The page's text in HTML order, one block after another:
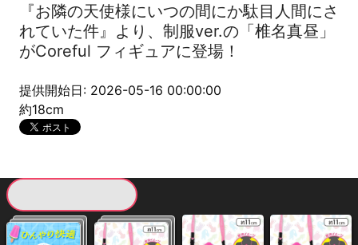
『お隣の天使様にいつの間にか駄目人間にさ
れていた件』より、制服ver.の「椎名真昼」
がCoreful フィギュアに登場！
提供開始日: 2026-05-16 00:00:00
約18cm